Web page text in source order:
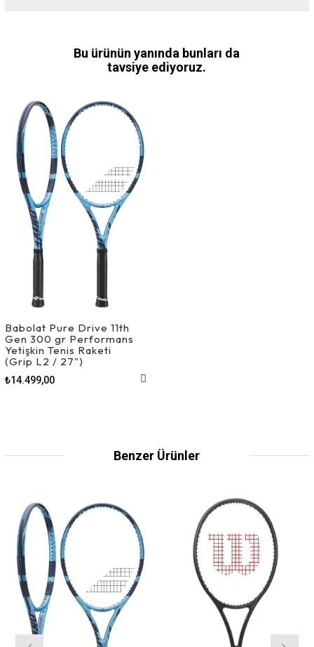
Bu ürünün yanında bunları da
tavsiye ediyoruz.
Babolat Pure Drive 11th
Gen 300 gr Performans
Yetişkin Tenis Raketi
(Grip L2 / 27")
₺14.499,00
Benzer Ürünler